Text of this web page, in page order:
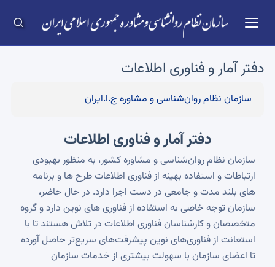
دفتر آمار و فناوری اطلاعات
سازمان نظام روان‌شناسی و مشاوره ج.ا.ایران
دفتر آمار و فناوری اطلاعات
سازمان نظام روان‌شناسی و مشاوره کشور، به منظور بهبودی
ارتباطات و استفاده بهینه از فناوری اطلاعات طرح ها و برنامه
های بلند مدت و جامعی در دست اجرا دارد. در حال حاضر،
سازمان توجه خاصی به استفاده از فناوری های نوین دارد و گروه
متخصصان و کارشناسان فناوری اطلاعات در تلاش هستند تا با
استعانت از فناوری‌های نوین پیشرفت‌های سریع‌تر حاصل آورده
تا اعضای سازمان با سهولت بیشتری از خدمات سازمان